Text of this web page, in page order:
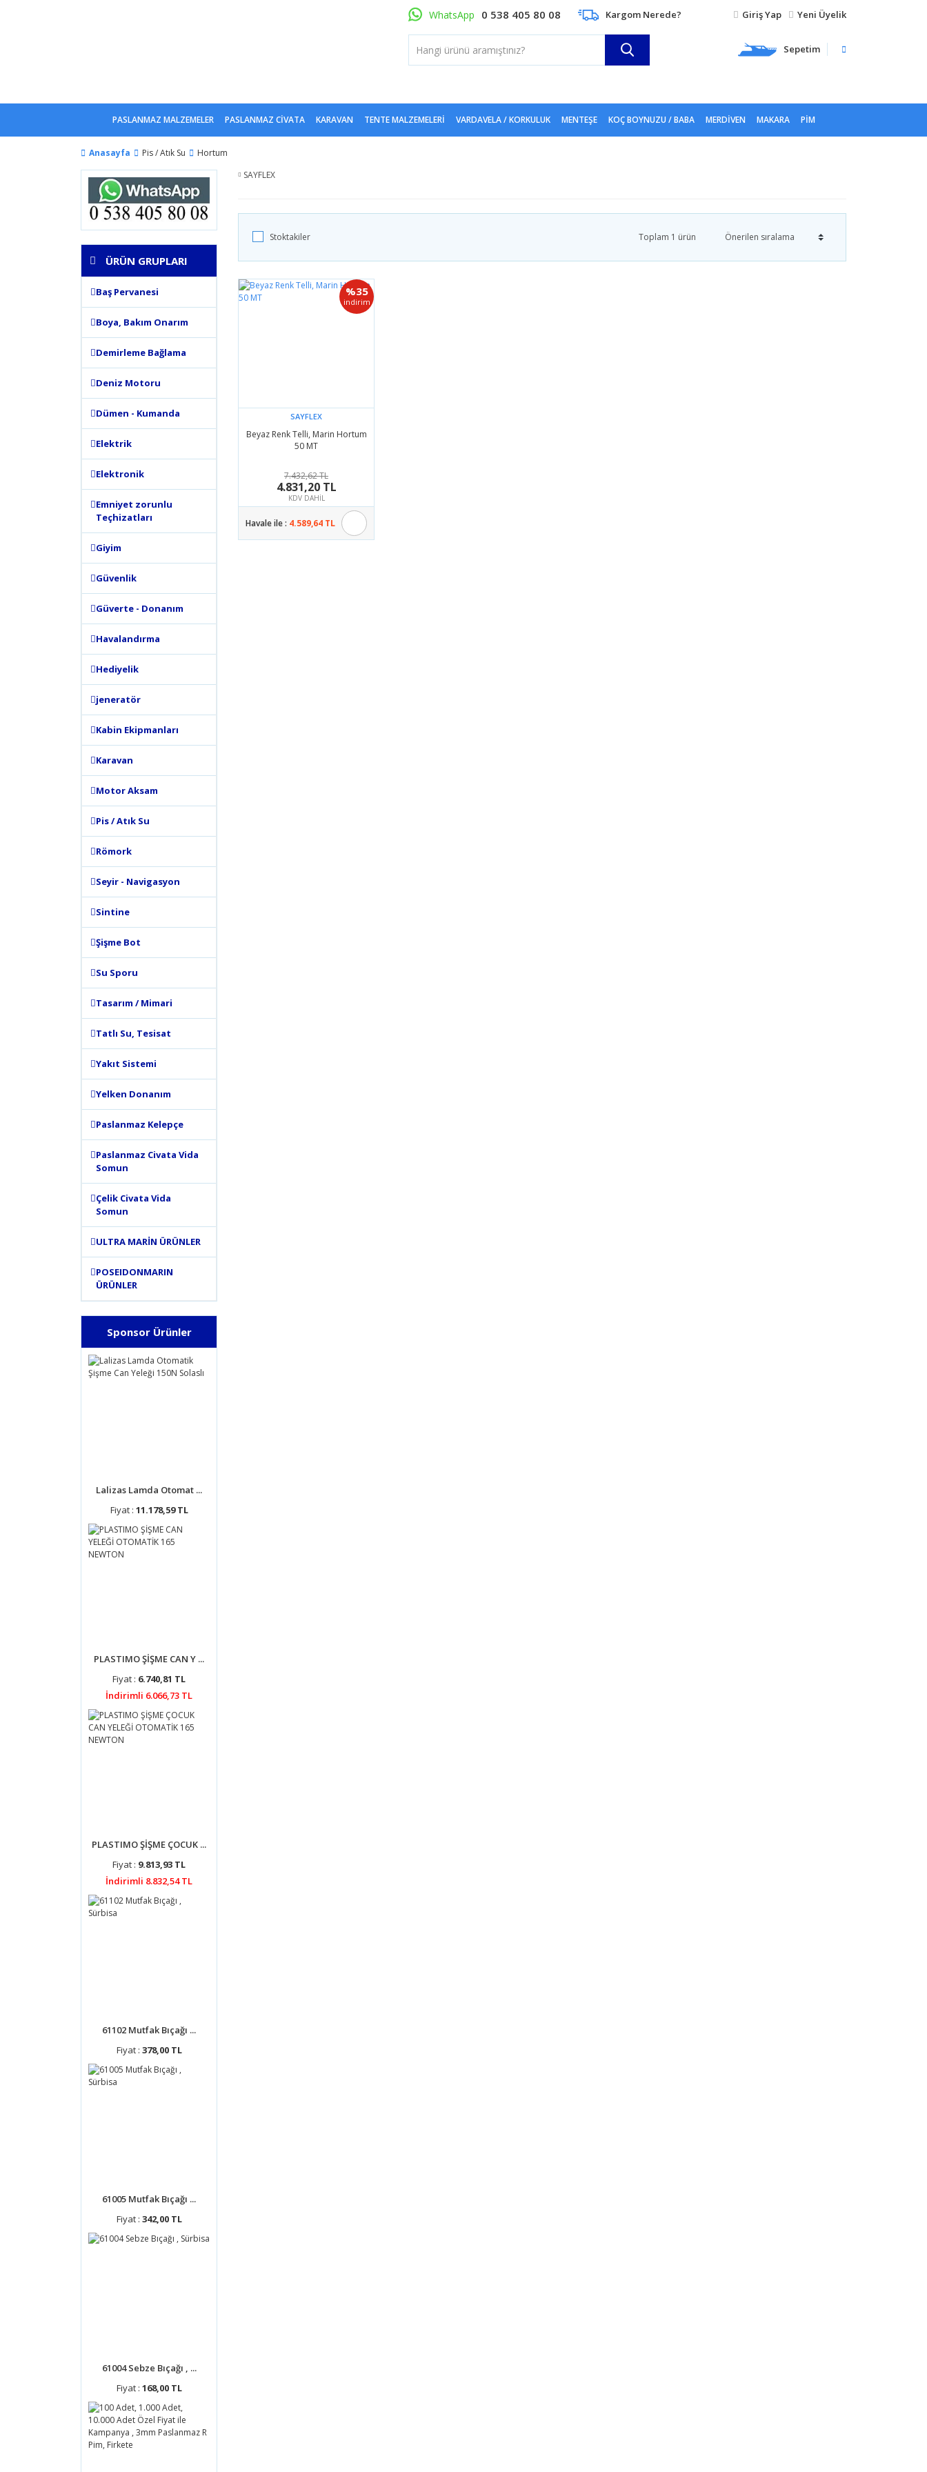
WhatsApp 0 538 405 80 08 Kargom Nerede? Giriş Yap Yeni Üyelik
Sepetim
PASLANMAZ MALZEMELER PASLANMAZ CİVATA KARAVAN TENTE MALZEMELERI VARDAVELA / KORKULUK MENTEŞE KOÇ BOYNUZU / BABA MERDIVEN MAKARA PIM
Anasayfa Pis / Atık Su Hortum
ÜRÜN GRUPLARI
Baş Pervanesi
Boya, Bakım Onarım
Demirleme Bağlama
Deniz Motoru
Dümen - Kumanda
Elektrik
Elektronik
Emniyet zorunlu
Teçhizatları
Giyim
Güvenlik
Güverte - Donanım
Havalandırma
Hediyelik
jeneratör
Kabin Ekipmanları
Karavan
Motor Aksam
Pis / Atık Su
Römork
Seyir - Navigasyon
Sintine
Şişme Bot
Su Sporu
Tasarım / Mimari
Tatlı Su, Tesisat
Yakıt Sistemi
Yelken Donanım
Paslanmaz Kelepçe
Paslanmaz Civata Vida
Somun
Çelik Civata Vida
Somun
ULTRA MARİN ÜRÜNLER
POSEIDONMARIN
ÜRÜNLER
Sponsor Ürünler
Lalizas Lamda Otomat ...
Fiyat : 11.178,59 TL
PLASTIMO ŞİŞME CAN Y ...
Fiyat : 6.740,81 TL
İndirimli 6.066,73 TL
PLASTIMO ŞİŞME ÇOCUK ...
Fiyat : 9.813,93 TL
İndirimli 8.832,54 TL
61102 Mutfak Bıçağı ...
Fiyat : 378,00 TL
61005 Mutfak Bıçağı ...
Fiyat : 342,00 TL
61004 Sebze Bıçağı , ...
Fiyat : 168,00 TL
SAYFLEX
Stoktakiler Toplam 1 ürün
%35
indirim
SAYFLEX
Beyaz Renk Telli, Marin Hortum
50 MT
7.432,62 TL
4.831,20 TL
KDV DAHİL
Havale ile : 4.589,64 TL